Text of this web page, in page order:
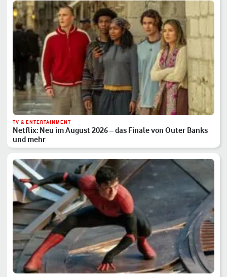
TV & ENTERTAINMENT
Netflix: Neu im August 2026 – das Finale von Outer Banks
und mehr